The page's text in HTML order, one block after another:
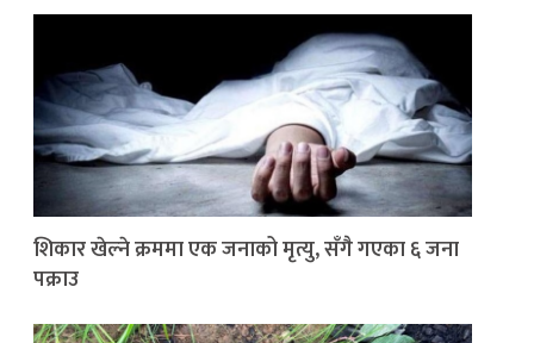
शिकार खेल्ने क्रममा एक जनाको मृत्यु, सँगै गएका ६ जना
पक्राउ